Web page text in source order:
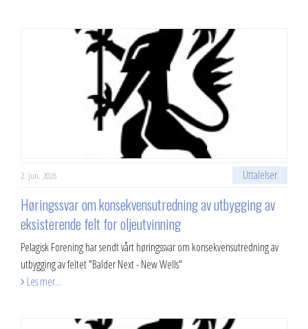
2. jun. 2026 Uttalelser
Høringssvar om konsekvensutredning av utbygging av
eksisterende felt for oljeutvinning
Pelagisk Forening har sendt vårt høringssvar om konsekvensutredning av
utbygging av feltet "Balder Next - New Wells"
Les mer...